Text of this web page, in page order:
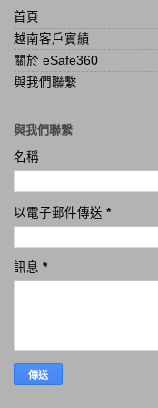
首頁
越南客戶實績
關於 eSafe360
與我們聯繫
與我們聯繫
名稱
以電子郵件傳送 *
訊息 *